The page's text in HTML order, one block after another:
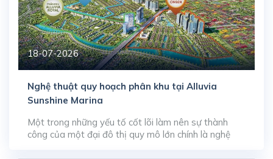
18-07-2026
Nghệ thuật quy hoạch phân khu tại Alluvia
Sunshine Marina
Một trong những yếu tố cốt lõi làm nên sự thành
công của một đại đô thị quy mô lớn chính là nghệ